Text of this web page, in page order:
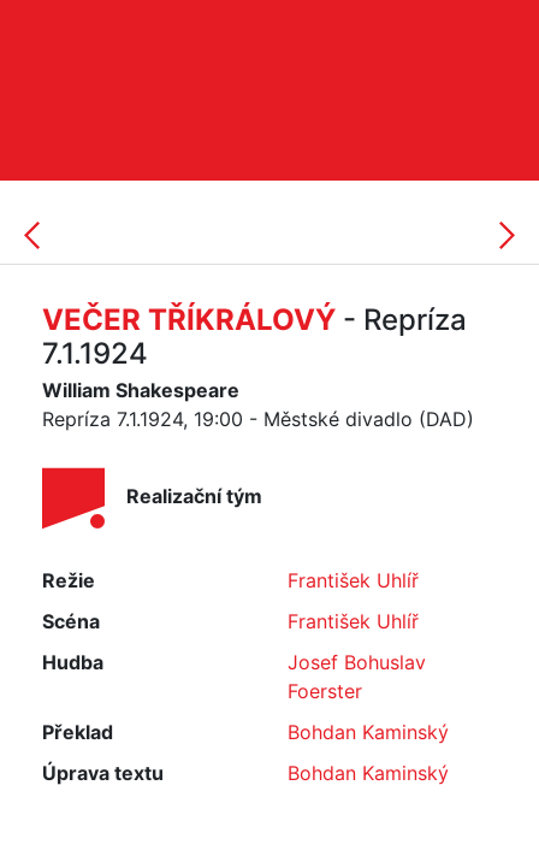
VEČER TŘÍKRÁLOVÝ - Repríza
7.1.1924
William Shakespeare
Repríza 7.1.1924, 19:00 - Městské divadlo (DAD)
Realizační tým
Režie
František Uhlíř
Scéna
František Uhlíř
Hudba
Josef Bohuslav
Foerster
Překlad
Bohdan Kaminský
Úprava textu
Bohdan Kaminský